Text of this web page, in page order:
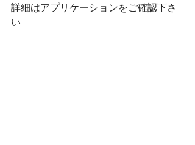
詳細はアプリケーションをご確認下さ
い